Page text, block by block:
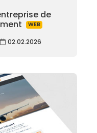
de
WEB
02.02.2026